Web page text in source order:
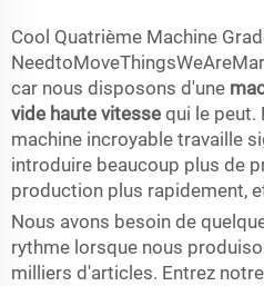
Cool Quatrième Machine
car nous disposons d'une
vide haute vitesse qui le peut.
machine incroyable travaille
introduire beaucoup plus de
production plus rapidement,
Nous avons besoin de
rythme lorsque nous
milliers d'articles. Entrez notre